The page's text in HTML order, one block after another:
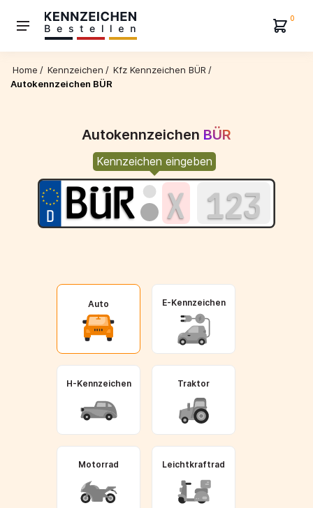
0
Home / Kennzeichen / Kfz Kennzeichen BÜR /
Autokennzeichen BÜR
Autokennzeichen BÜR
Kennzeichen eingeben
Auto E-Kennzeichen
H-Kennzeichen Traktor
Motorrad Leichtkraftrad